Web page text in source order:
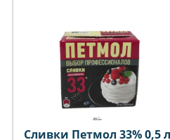
Сливки Петмол 33% 0,5 л